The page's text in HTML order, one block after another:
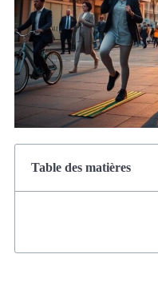
Table des matières